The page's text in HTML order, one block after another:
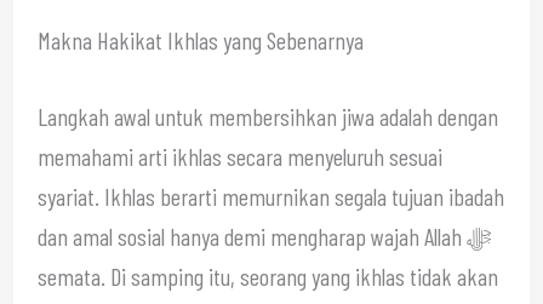
Makna Hakikat Ikhlas yang Sebenarnya
Langkah awal untuk membersihkan jiwa adalah dengan
memahami arti ikhlas secara menyeluruh sesuai
syariat. Ikhlas berarti memurnikan segala tujuan ibadah
dan amal sosial hanya demi mengharap wajah Allah ﷻ
semata. Di samping itu, seorang yang ikhlas tidak akan